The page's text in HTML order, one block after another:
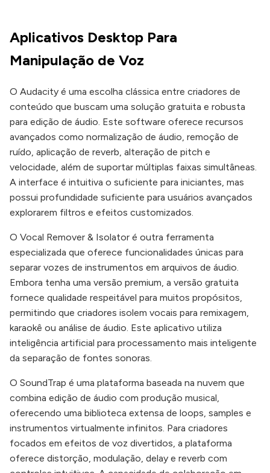
Aplicativos Desktop Para
Manipulação de Voz
O Audacity é uma escolha clássica entre criadores de
conteúdo que buscam uma solução gratuita e robusta
para edição de áudio. Este software oferece recursos
avançados como normalização de áudio, remoção de
ruído, aplicação de reverb, alteração de pitch e
velocidade, além de suportar múltiplas faixas simultâneas.
A interface é intuitiva o suficiente para iniciantes, mas
possui profundidade suficiente para usuários avançados
explorarem filtros e efeitos customizados.
O Vocal Remover & Isolator é outra ferramenta
especializada que oferece funcionalidades únicas para
separar vozes de instrumentos em arquivos de áudio.
Embora tenha uma versão premium, a versão gratuita
fornece qualidade respeitável para muitos propósitos,
permitindo que criadores isolem vocais para remixagem,
karaokê ou análise de áudio. Este aplicativo utiliza
inteligência artificial para processamento mais inteligente
da separação de fontes sonoras.
O SoundTrap é uma plataforma baseada na nuvem que
combina edição de áudio com produção musical,
oferecendo uma biblioteca extensa de loops, samples e
instrumentos virtualmente infinitos. Para criadores
focados em efeitos de voz divertidos, a plataforma
oferece distorção, modulação, delay e reverb com